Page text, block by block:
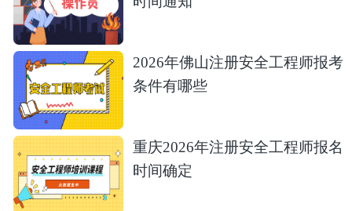
2026年佛山注册安全工程师报考
条件有哪些
重庆2026年注册安全工程师报名
时间确定